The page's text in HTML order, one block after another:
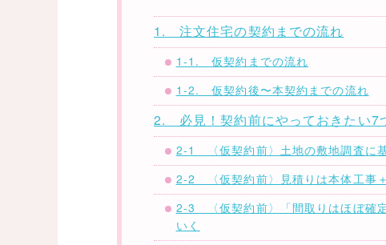
1. 注文住宅の契約までの流れ
1-1. 仮契約までの流れ
1-2. 仮契約後〜本契約までの流れ
2. 必見！契約前にやっておきたい7
2-1 〈仮契約前〉土地の敷地調査に
2-2 〈仮契約前〉見積りは本体工事
2-3 〈仮契約前〉「間取りはほぼ確
いく